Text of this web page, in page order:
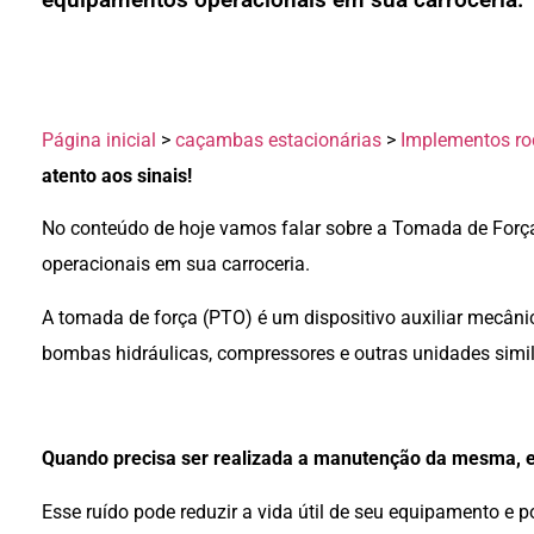
Página inicial > caçambas estacionárias > Implementos
atento aos sinais!
No conteúdo de hoje vamos falar sobre a Tomada de
operacionais em sua carroceria.
A tomada de força (PTO) é um dispositivo auxiliar
bombas hidráulicas, compressores e outras unidades
Quando precisa ser realizada a manutenção da
Esse ruído pode reduzir a vida útil de seu equipamento e